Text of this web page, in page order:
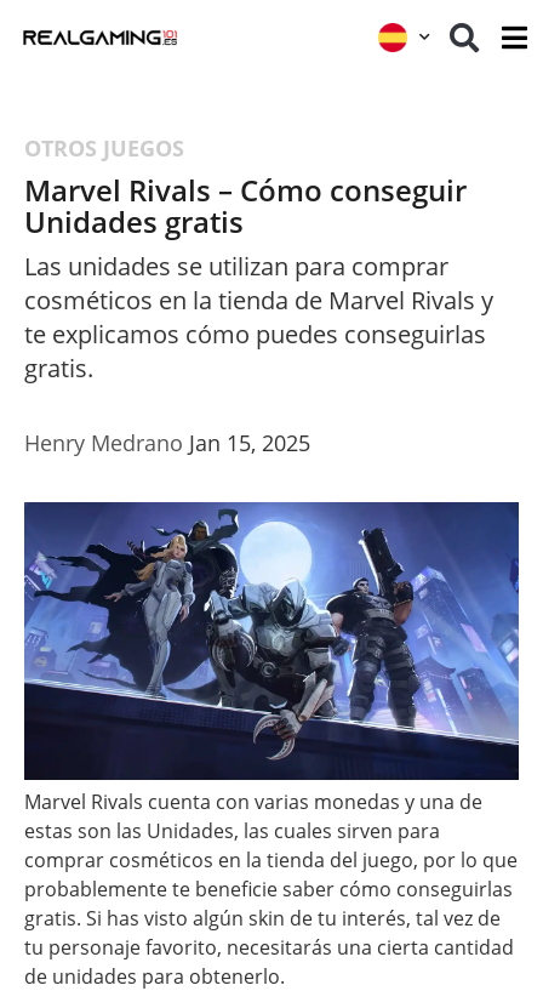
OTROS JUEGOS
Marvel Rivals – Cómo conseguir
Unidades gratis
Las unidades se utilizan para comprar
cosméticos en la tienda de Marvel Rivals y
te explicamos cómo puedes conseguirlas
gratis.
Henry Medrano Jan 15, 2025
Marvel Rivals cuenta con varias monedas y una de
estas son las Unidades, las cuales sirven para
comprar cosméticos en la tienda del juego, por lo que
probablemente te beneficie saber cómo conseguirlas
gratis. Si has visto algún skin de tu interés, tal vez de
tu personaje favorito, necesitarás una cierta cantidad
de unidades para obtenerlo.